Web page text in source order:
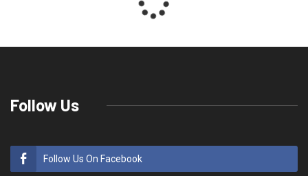
Follow Us
Follow Us On Facebook